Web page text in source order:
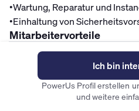
•Wartung, Reparatur und
•Einhaltung von
Mitarbeitervorteile
Finanzen
Betriebliche
Top Gehalt
Ich bin
PowerUs Profil erstellen
und weitere